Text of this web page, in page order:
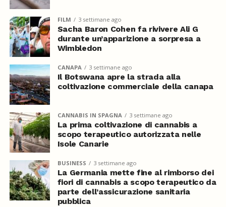
FILM 3 settimane ago
Sacha Baron Cohen fa rivivere Ali G
durante un’apparizione a sorpresa a
Wimbledon
CANAPA 3 settimane ago
Il Botswana apre la strada alla
coltivazione commerciale della canapa
CANNABIS IN SPAGNA 3 settimane ago
La prima coltivazione di cannabis a
scopo terapeutico autorizzata nelle
Isole Canarie
BUSINESS 3 settimane ago
La Germania mette fine al rimborso dei
fiori di cannabis a scopo terapeutico da
parte dell’assicurazione sanitaria
pubblica